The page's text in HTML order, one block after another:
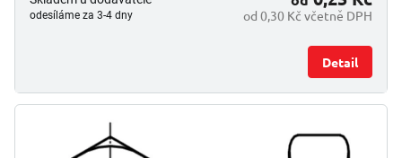
odesíláme za 3-4 dny od 0,30 Kč včetně DPH
Detail